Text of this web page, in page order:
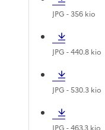
JPG - 356 kio
JPG - 440.8 kio
JPG - 530.3 kio